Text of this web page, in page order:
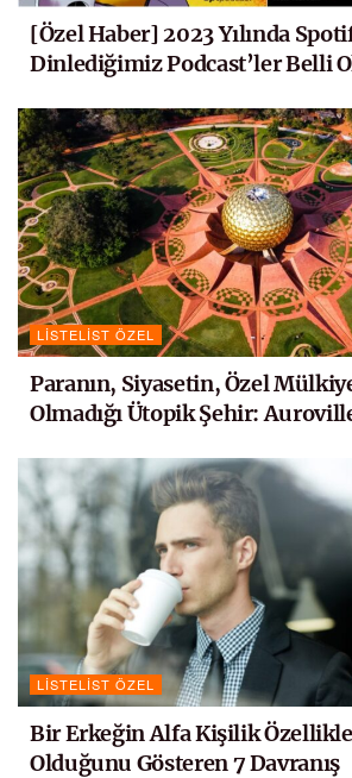
[Özel Haber] 2023 Yılında
Dinlediğimiz Podcast’ler Belli
LISTELIST ÖZEL
Paranın, Siyasetin, Özel
Olmadığı Ütopik Şehir:
LISTELIST ÖZEL
Bir Erkeğin Alfa Kişilik
Olduğunu Gösteren 7 Davranış